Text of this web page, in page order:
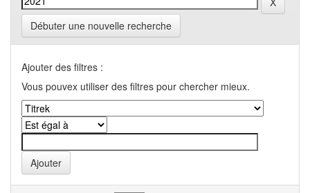
Débuter une nouvelle recherche
Ajouter des filtres :
Vous pouvex utiliser des filtres pour chercher mieux.